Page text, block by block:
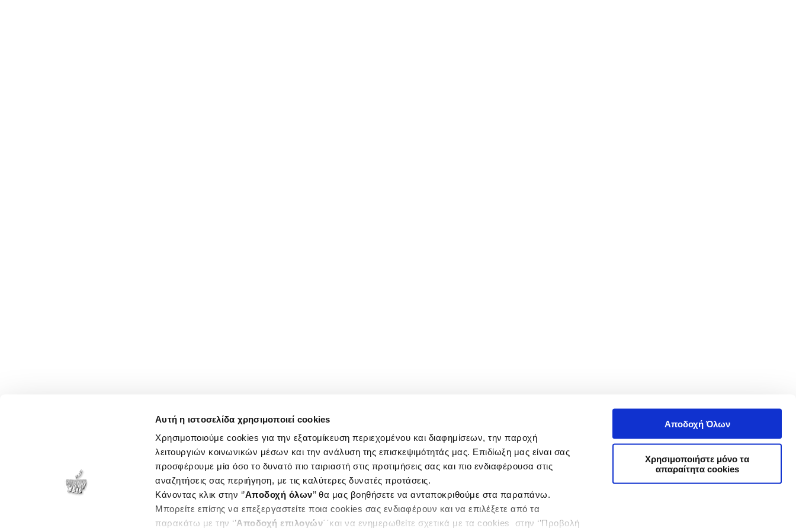
Αυτή η ιστοσελίδα χρησιμοποιεί cookies
Χρησιμοποιούμε cookies για την εξατομίκευση περιεχομένου και διαφημίσεων, την παροχή
λειτουργιών κοινωνικών μέσων και την ανάλυση της επισκεψιμότητάς μας. Επιδίωξη μας είναι σας
προσφέρουμε μία όσο το δυνατό πιο ταιριαστή στις προτιμήσεις σας και πιο ενδιαφέρουσα στις
αναζητήσεις σας περιήγηση, με τις καλύτερες δυνατές προτάσεις.
Κάνοντας κλικ στην ‘’Αποδοχή όλων’’ θα μας βοηθήσετε να ανταποκριθούμε στα παραπάνω.
Μπορείτε επίσης να επεξεργαστείτε ποια cookies σας ενδιαφέρουν και να επιλέξετε από τα
παρακάτω με την ‘’Αποδοχή επιλογών΄΄και να ενημερωθείτε σχετικά με τα cookies στην ‘’Προβολή
Αποδοχή Όλων
Χρησιμοποιήστε μόνο τα
απαραίτητα cookies